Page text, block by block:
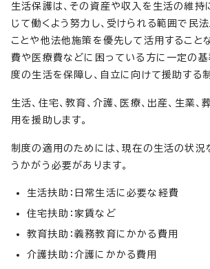
生活保護は、その資産や収入を生活の維持
じて働くよう努力し、受けられる範囲で民
ことや他法他施策を優先して活用すること
費や医療費などに困っている方に一定の
度の生活を保障し、自立に向けて援助する
生活、住宅、教育、介護、医療、出産、生業
用を援助します。
制度の適用のためには、現在の生活の状況
うかがう必要があります。
生活扶助：日常生活に必要な経費
住宅扶助：家賃など
教育扶助：義務教育にかかる費用
介護扶助：介護にかかる費用